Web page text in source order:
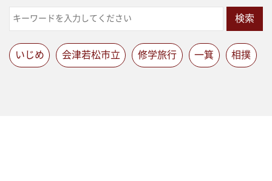
検索
いじめ 会津若松市立 修学旅行 一箕 相撲